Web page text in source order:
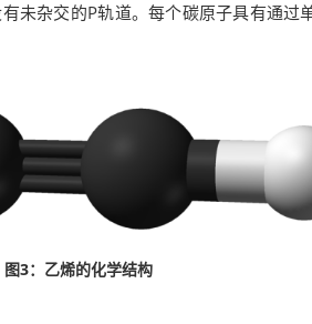
未杂交的P轨道。每个碳原子具有通过
图3：乙烯的化学结构